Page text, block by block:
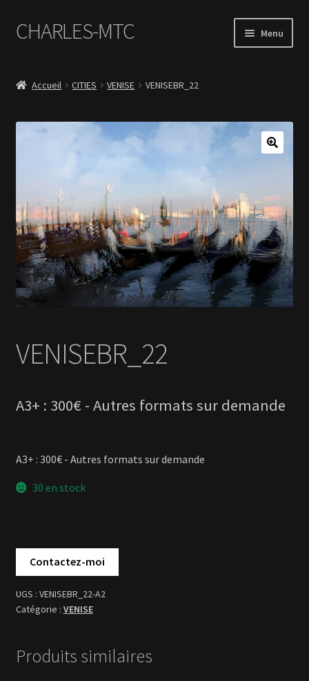
Aller
à
navigation
Aller
au
CHARLES-MTC Menu
Accueil CITIES VENISE VENISEBR_22
A3+ : 300€ - Autres formats sur demande
30 en stock
VENISEBR_22-A2
VENISE
Produits similaires